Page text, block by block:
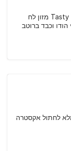
פריסקיז Tasty Treasures מזון לח
וכבד ברוטב
לחתול אקסטרה